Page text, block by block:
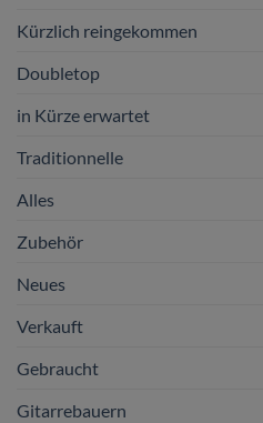
Kürzlich reingekommen
Doubletop
in Kürze erwartet
Traditionnelle
Alles
Zubehör
Neues
Verkauft
Gebraucht
Gitarrebauern